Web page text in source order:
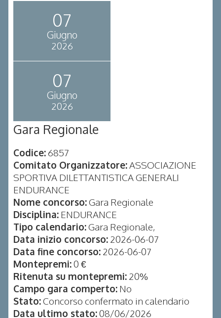
07
Giugno
2026
07
Giugno
2026
Gara Regionale
Codice:6857
Comitato Organizzatore:ASSOCIAZIONE
SPORTIVA DILETTANTISTICA GENERALI
ENDURANCE
Nome concorso:Gara Regionale
Disciplina: ENDURANCE
Tipo calendario:Gara Regionale,
Data inizio concorso: 2026-06-07
Data fine concorso: 2026-06-07
Montepremi:0 €
Ritenuta su montepremi: 20%
Campo gara comperto: No
Stato:Concorso confermato in calendario
Data ultimo stato:08/06/2026